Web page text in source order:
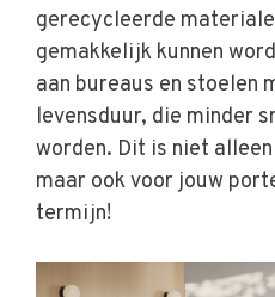
gerecycleerde
gemakkelijk kunnen
aan bureaus en stoelen
levensduur, die minder
worden. Dit is niet
maar ook voor jouw
termijn!